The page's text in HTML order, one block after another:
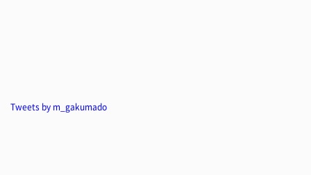
Tweets by m_gakumado